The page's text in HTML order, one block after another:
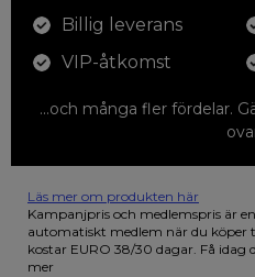
Billig leverans
VIP-åtkomst
...och många fler fördelar.
Läs mer om produkten här
12 färgpennor som du kan
illustrationen på den vackra askan
färger.
Kampanjpris och medlemspris är
automatiskt medlem när du köper
kostar EURO 38/30 dagar. Få idag
mer